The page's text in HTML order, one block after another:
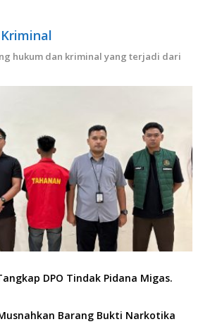
hukum dan kriminal yang terjadi dari
DPO Tindak Pidana Migas.
Barang Bukti Narkotika